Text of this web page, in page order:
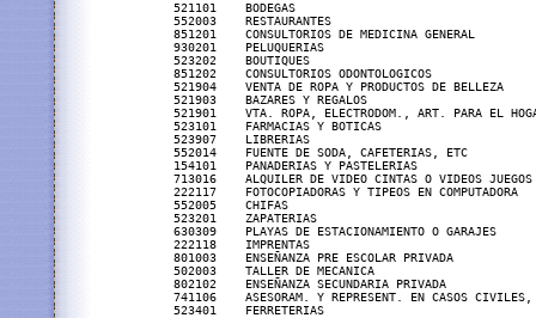
521101    BODEGAS
552003    RESTAURANTES
851201    CONSULTORIOS DE MEDICINA
930201    PELUQUERIAS
523202    BOUTIQUES
851202    CONSULTORIOS
521904    VENTA DE ROPA Y PRODUCTOS DE
521903    BAZARES Y REGALOS
521901    VTA. ROPA, ELECTRODOM., ART. PARA EL
523101    FARMACIAS Y BOTICAS
523907    LIBRERIAS
552014    FUENTE DE SODA, CAFETERIAS,
154101    PANADERIAS Y PASTELERIAS
713016    ALQUILER DE VIDEO CINTAS O
222117    FOTOCOPIADORAS Y TIPEOS EN
552005    CHIFAS
523201    ZAPATERIAS
630309    PLAYAS DE ESTACIONAMIENTO O
222118    IMPRENTAS
801003    ENSEÑANZA PRE ESCOLAR
502003    TALLER DE MECANICA
802102    ENSEÑANZA SECUNDARIA
741106    ASESORAM. Y REPRESENT. EN CASOS
523401    FERRETERIAS